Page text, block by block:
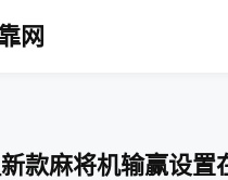
网
款麻将机输赢设置